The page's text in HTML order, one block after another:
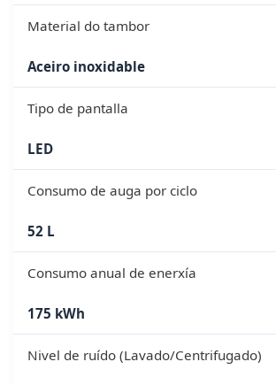
Material do tambor
Aceiro inoxidable
Tipo de pantalla
LED
Consumo de auga por ciclo
52 L
Consumo anual de enerxía
175 kWh
Nivel de ruído (Lavado/Centrifugado)